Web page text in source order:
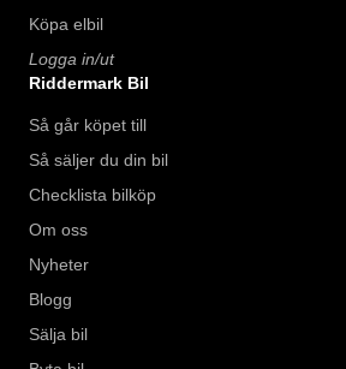
Köpa elbil
Logga in/ut
Riddermark Bil
Så går köpet till
Så säljer du din bil
Checklista bilköp
Om oss
Nyheter
Blogg
Sälja bil